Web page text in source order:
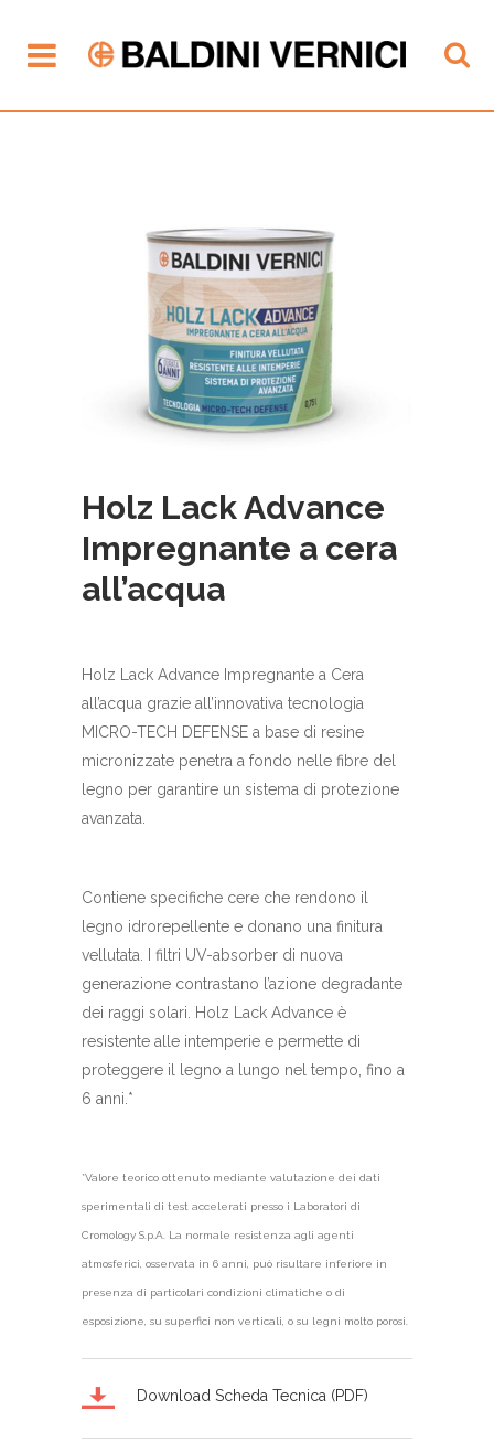
Holz Lack Advance
Impregnante a cera
all’acqua
Holz Lack Advance Impregnante a Cera
all’acqua grazie all’innovativa tecnologia
MICRO-TECH DEFENSE a base di resine
micronizzate penetra a fondo nelle fibre del
legno per garantire un sistema di protezione
avanzata.
Contiene specifiche cere che rendono il
legno idrorepellente e donano una finitura
vellutata. I filtri UV-absorber di nuova
generazione contrastano l’azione degradante
dei raggi solari. Holz Lack Advance è
resistente alle intemperie e permette di
proteggere il legno a lungo nel tempo, fino a
6 anni.*
*Valore teorico ottenuto mediante valutazione dei dati
sperimentali di test accelerati presso i Laboratori di
Cromology S.p.A. La normale resistenza agli agenti
atmosferici, osservata in 6 anni, può risultare inferiore in
presenza di particolari condizioni climatiche o di
esposizione, su superfici non verticali, o su legni molto porosi.
Download Scheda Tecnica (PDF)